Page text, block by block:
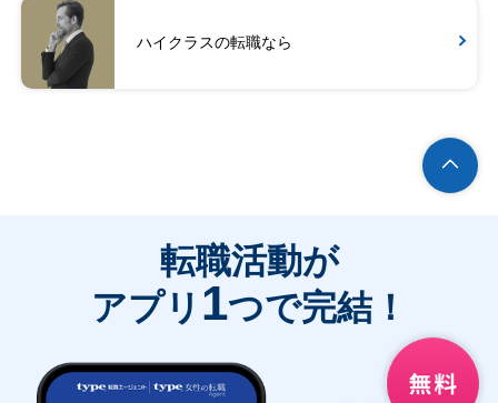
ハイクラスの転職なら
転職活動が
アプリ 1つで完結！